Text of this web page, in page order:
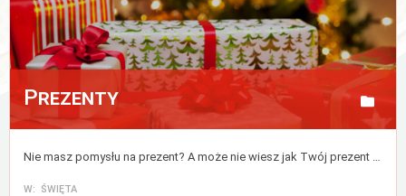
Prezenty
Nie masz pomysłu na prezent? A może nie wiesz jak Twój prezent zostanie odebrany? Tutaj znajdziesz porady, które rozwiążą wszystkie Twoje wątpliwości na ten temat.
W: ŚWIĘTA